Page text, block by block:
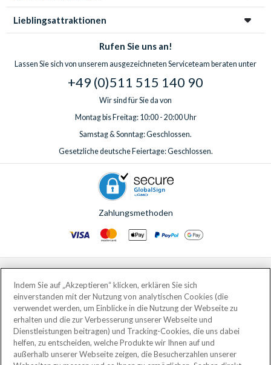
Lieblingsattraktionen
Rufen Sie uns an!
Lassen Sie sich von unserem ausgezeichneten Serviceteam beraten unter
+49 (0)511 515 140 90
Wir sind für Sie da von
Montag bis Freitag: 10:00 - 20:00 Uhr
Samstag & Sonntag: Geschlossen.
Gesetzliche deutsche Feiertage: Geschlossen.
Zahlungsmethoden
© AttractionTickets.com 2002 - 2026
Eingetragener Firmensitz: 2nd Floor Nucleus House, 2 Lower Mortlake Road,
Richmond, United Kingdom, TW9 2JA.
AttractionTickets.com is a trading name of Attraction Tickets LTD, who are
the owners of UK Trademark Registration Nos. 3427114 and 3427117.
Registered in England with registered number 4390984 and VAT Number
795922965.
Indem Sie auf „Akzeptieren“ klicken, erklären Sie sich
einverstanden mit der Nutzung von analytischen Cookies (die
verwendet werden, um Einblicke in die Nutzung der Webseite zu
erhalten und die zur Verbesserung unserer Webseite und
Dienstleistungen beitragen) und Tracking-Cookies, die uns dabei
helfen, zu entscheiden, welche Produkte wir Ihnen auf und
außerhalb unserer Webseite zeigen, die Besucherzahlen unserer